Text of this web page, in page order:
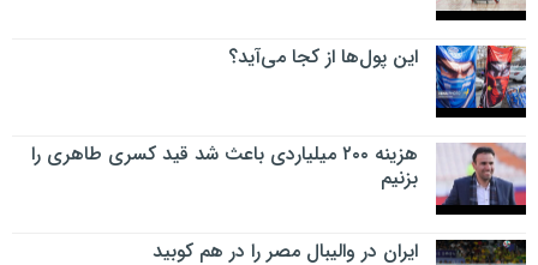
این پول‌ها از کجا می‌آید؟
هزینه ۲۰۰ میلیاردی باعث شد قید کسری طاهری را
بزنیم
ایران در والیبال مصر را در هم کوبید